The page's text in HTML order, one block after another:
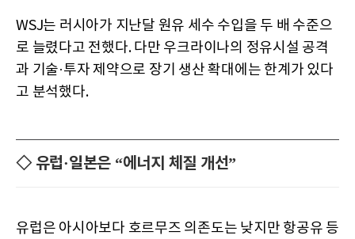
WSJ는 러시아가 지난달 원유 세수 수입을 두 배 수준으
로 늘렸다고 전했다. 다만 우크라이나의 정유시설 공격
과 기술·투자 제약으로 장기 생산 확대에는 한계가 있다
고 분석했다.
◇ 유럽·일본은 “에너지 체질 개선”
유럽은 아시아보다 호르무즈 의존도는 낮지만 항공유 등